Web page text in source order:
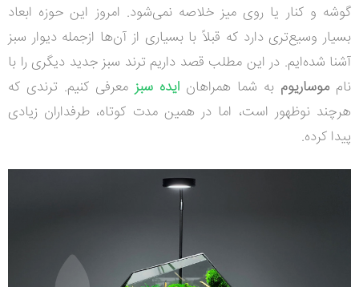
گوشه و کنار یا روی میز خلاصه نمی‌شود. امروز این حوزه ابعاد
بسیار وسیع‌تری دارد که قبلاً با بسیاری از آن‌ها ازجمله دیوار سبز
آشنا شده‌ایم. در این مطلب قصد داریم ترند سبز جدید دیگری را با
نامموساریوم به شما همراهان ایده سبزمعرفی کنیم. ترندی که
هرچند نوظهور است، اما در همین مدت کوتاه، طرفداران زیادی
پیدا کرده.